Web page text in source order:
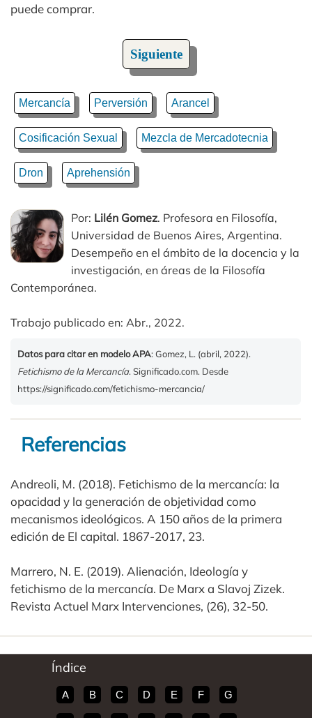
puede comprar.
Siguiente
Mercancía Perversión Arancel
Cosificación Sexual Mezcla de Mercadotecnia
Dron Aprehensión
Por: Lilén Gomez. Profesora en Filosofía,
Universidad de Buenos Aires, Argentina.
Desempeño en el ámbito de la docencia y la
investigación, en áreas de la Filosofía
Contemporánea.
Trabajo publicado en: Abr., 2022.
Datos para citar en modelo APA: Gomez, L. (abril, 2022).
Fetichismo de la Mercancía. Significado.com. Desde
https://significado.com/fetichismo-mercancia/
Referencias
Andreoli, M. (2018). Fetichismo de la mercancía: la
opacidad y la generación de objetividad como
mecanismos ideológicos. A 150 años de la primera
edición de El capital. 1867-2017, 23.
Marrero, N. E. (2019). Alienación, Ideología y
fetichismo de la mercancía. De Marx a Slavoj Zizek.
Revista Actuel Marx Intervenciones, (26), 32-50.
Índice
A B C D E F G